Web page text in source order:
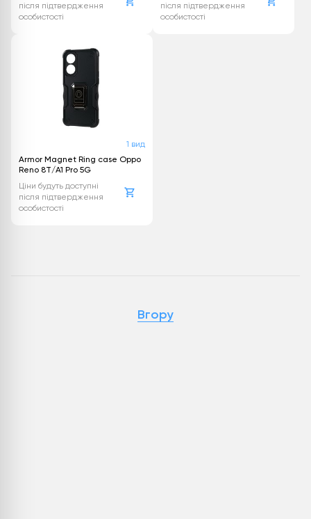
після підтвердження
особистості
після підтвердження
особистості
1 вид
Armor Magnet Ring case Oppo
Reno 8T/A1 Pro 5G
Ціни будуть доступні
після підтвердження
особистості
Вгору